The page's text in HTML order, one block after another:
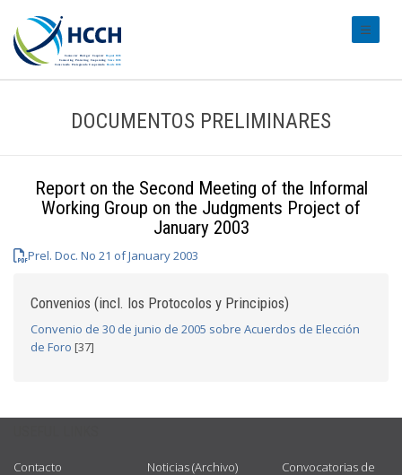
DOCUMENTOS PRELIMINARES
Report on the Second Meeting of the Informal
Working Group on the Judgments Project of
January 2003
Prel. Doc. No 21 of January 2003
Convenios (incl. los Protocolos y Principios)
Convenio de 30 de junio de 2005 sobre Acuerdos de Elección
de Foro [37]
Contacto
Noticias (Archivo)
Convocatorias de